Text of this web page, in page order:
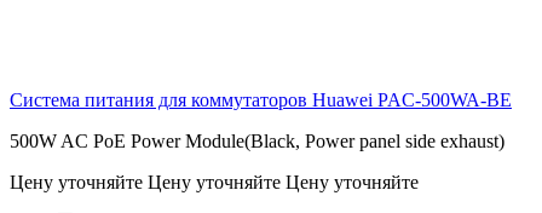
Система питания для коммутаторов Huawei PAC-500WA-BE
500W AC PoE Power Module(Black, Power panel side exhaust)
Цену уточняйте Цену уточняйте Цену уточняйте